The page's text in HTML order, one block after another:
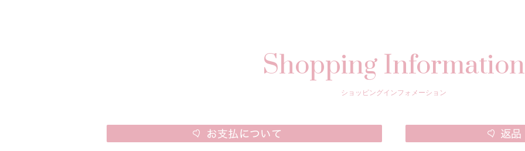
Shopping Information
ショッピングインフォメーション